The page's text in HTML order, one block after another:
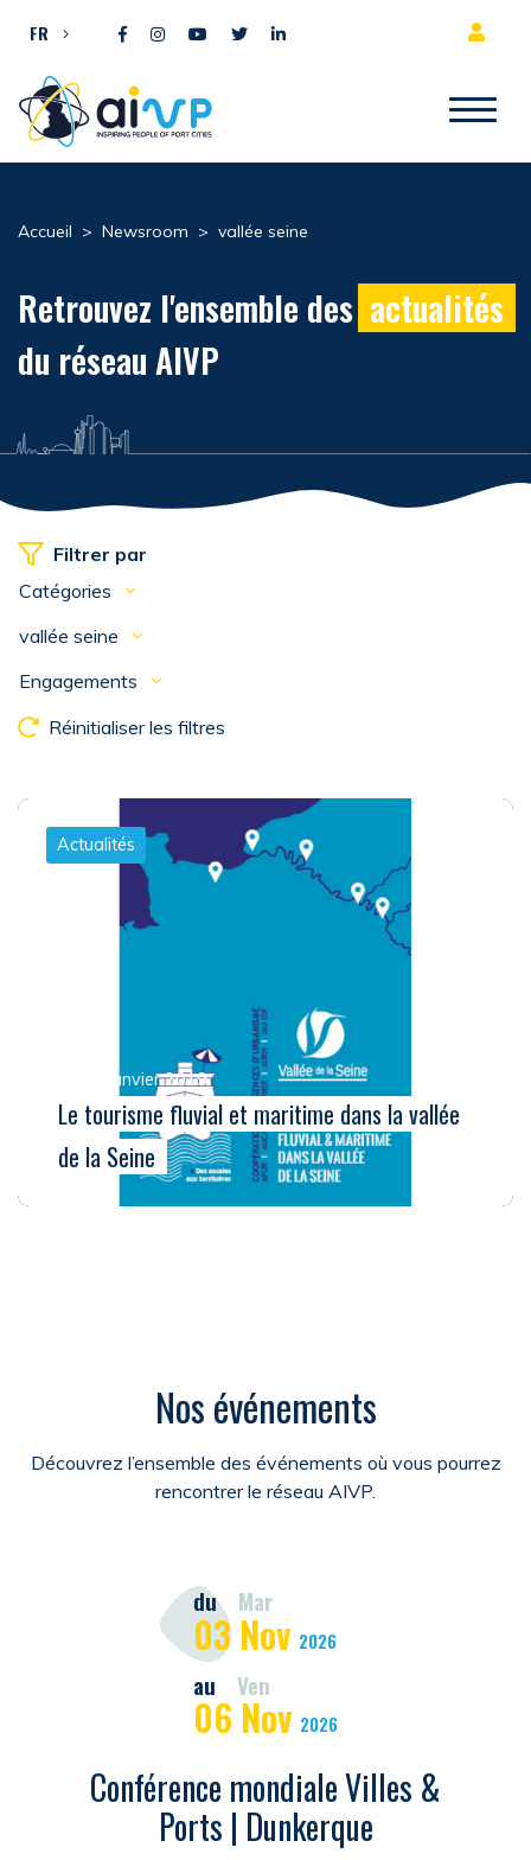
FR
Accueil > Newsroom > vallée seine
Retrouvez l'ensemble des actualités
du réseau AIVP
Filtrer par
Catégories
vallée seine
Engagements
Réinitialiser les filtres
Actualités
Le 15 janvier 2019
Le tourisme fluvial et maritime dans la vallée
de la Seine
Nos événements
Découvrez l’ensemble des événements où vous pourrez
rencontrer le réseau AIVP.
du Mar
03 Nov 2026
au Ven
06 Nov 2026
Conférence mondiale Villes &
Ports | Dunkerque